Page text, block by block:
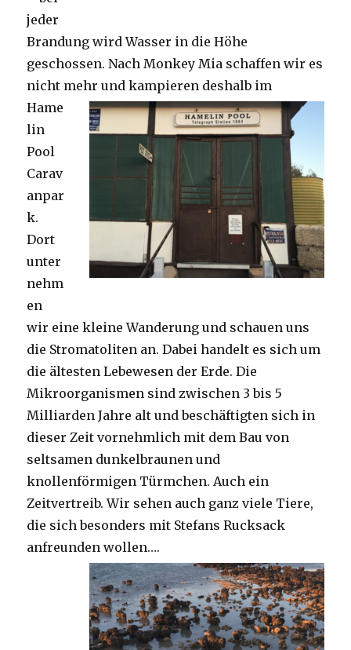
jeder
Brandung wird Wasser in die Höhe
geschossen. Nach Monkey Mia schaffen wir es
nicht mehr und kampieren deshalb im
Hame
lin
Pool
Carav
anpar
k.
Dort
unter
nehm
en
wir eine kleine Wanderung und schauen uns
die Stromatoliten an. Dabei handelt es sich um
die ältesten Lebewesen der Erde. Die
Mikroorganismen sind zwischen 3 bis 5
Milliarden Jahre alt und beschäftigten sich in
dieser Zeit vornehmlich mit dem Bau von
seltsamen dunkelbraunen und
knollenförmigen Türmchen. Auch ein
Zeitvertreib. Wir sehen auch ganz viele Tiere,
die sich besonders mit Stefans Rucksack
anfreunden wollen….